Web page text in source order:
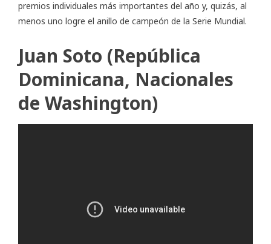
premios individuales más importantes del año y, quizás, al
menos uno logre el anillo de campeón de la Serie Mundial.
Juan Soto (República
Dominicana, Nacionales
de Washington)